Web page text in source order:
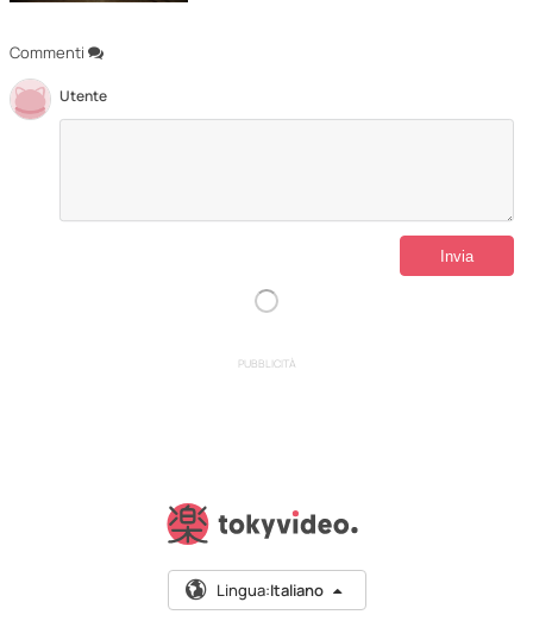
Commenti
Utente
PUBBLICITÀ
Lingua:Italiano